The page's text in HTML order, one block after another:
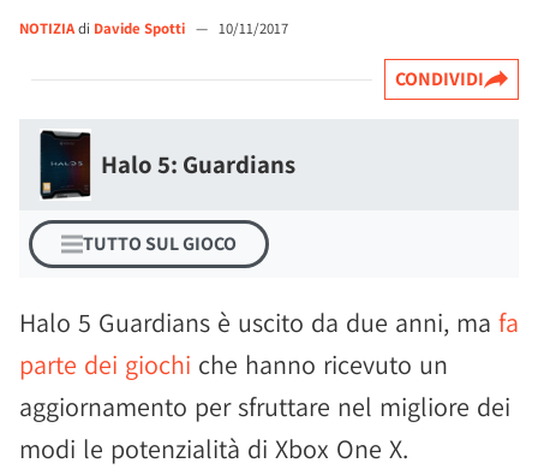
NOTIZIAdi Davide Spotti — 10/11/2017
CONDIVIDI
Halo 5: Guardians
TUTTO SUL GIOCO
Halo 5 Guardians è uscito da due anni, ma fa
parte dei giochi che hanno ricevuto un
aggiornamento per sfruttare nel migliore dei
modi le potenzialità di Xbox One X.